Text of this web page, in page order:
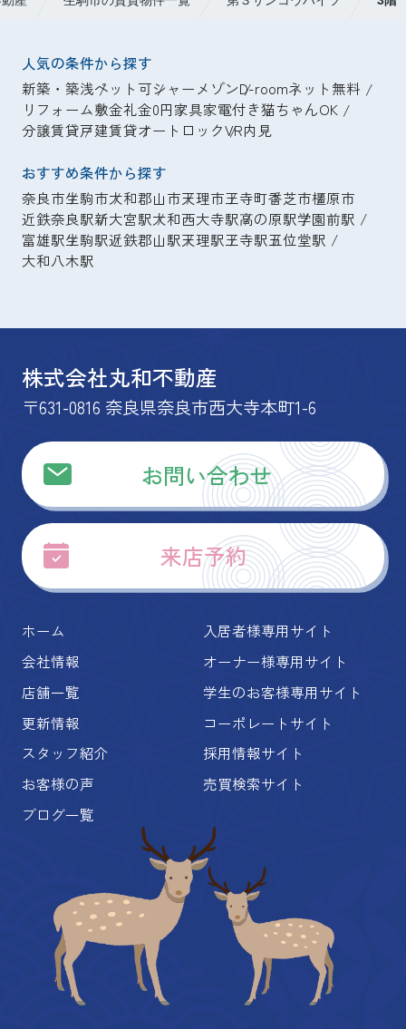
人気の条件から探す
新築・築浅ペット可シャーメゾンD-roomネット無料
リフォーム敷金礼金0円家具家電付き猫ちゃんOK
分譲賃貸戸建賃貸オートロックVR内見
おすすめ条件から探す
奈良市生駒市大和郡山市天理市王寺町香芝市橿原市
近鉄奈良駅新大宮駅大和西大寺駅高の原駅学園前駅
富雄駅生駒駅近鉄郡山駅天理駅王寺駅五位堂駅
大和八木駅
株式会社丸和不動産
〒631-0816 奈良県奈良市西大寺本町1-6
お問い合わせ
来店予約
ホーム
会社情報
店舗一覧
更新情報
スタッフ紹介
お客様の声
ブログ一覧
入居者様専用サイト
オーナー様専用サイト
学生のお客様専用サイト
コーポレートサイト
採用情報サイト
売買検索サイト